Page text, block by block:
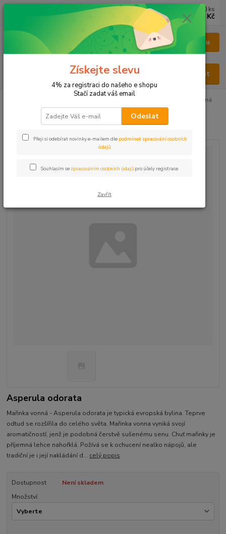
Menu
Hledat
0 ks
0 Kč
Mařinka vonná
Mařinka vonná
Asperula odorata
Mařinka vonná - Asperula odorata je typická evropská bylina. Teprve
odtud se rozšířila do celého světa. Mařinka vonna vyniká svojí
aromatičností, jenž je podobná čerstvě sušenému senu. Chuť mařinky je
příjemná lehce nahořklá. Požívá se k ochucení nealko nápojů, ale
tradiční je i její nakládání d... celý popis
Dostupnost
Není skladem
Množství
Získejte slevu
4% za registraci do našeho e shopu
Stačí zadat váš email
Odeslat
Přeji si odebírat novinky e-mailem dle podmínek zpracování osobních
údajů.
Souhlasím se zpracováním osobních údajů pro účely registrace.
Zavřít